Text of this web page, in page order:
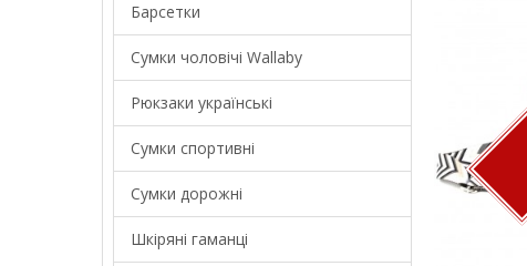
Барсетки
Cумки чоловічі Wallaby
Рюкзаки українські
Сумки спортивні
Сумки дорожні
Шкіряні гаманці